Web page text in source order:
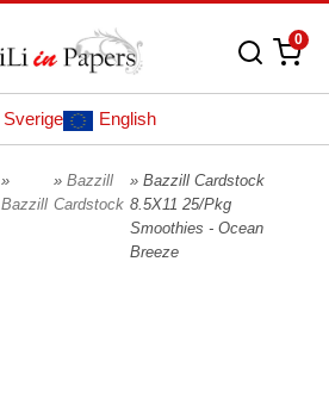
0
Sverige English
»
Bazzill
» Bazzill
Cardstock
» Bazzill Cardstock
8.5X11 25/Pkg
Smoothies - Ocean
Breeze